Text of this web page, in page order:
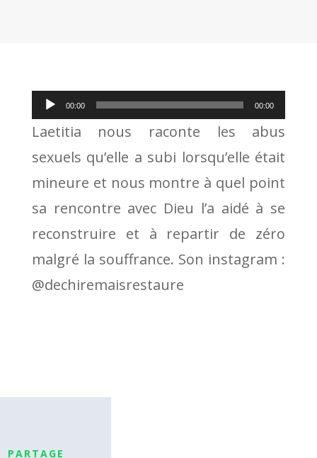
Lecteur
audio
00:00 00:00
Laetitia nous raconte les abus
sexuels qu’elle a subi lorsqu’elle était
mineure et nous montre à quel point
sa rencontre avec Dieu l’a aidé à se
reconstruire et à repartir de zéro
malgré la souffrance. Son instagram :
@dechiremaisrestaure
PARTAGE